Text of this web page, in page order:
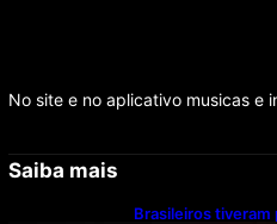
No site e no aplicativo musicas e
Saiba mais
Brasileiros tiveram